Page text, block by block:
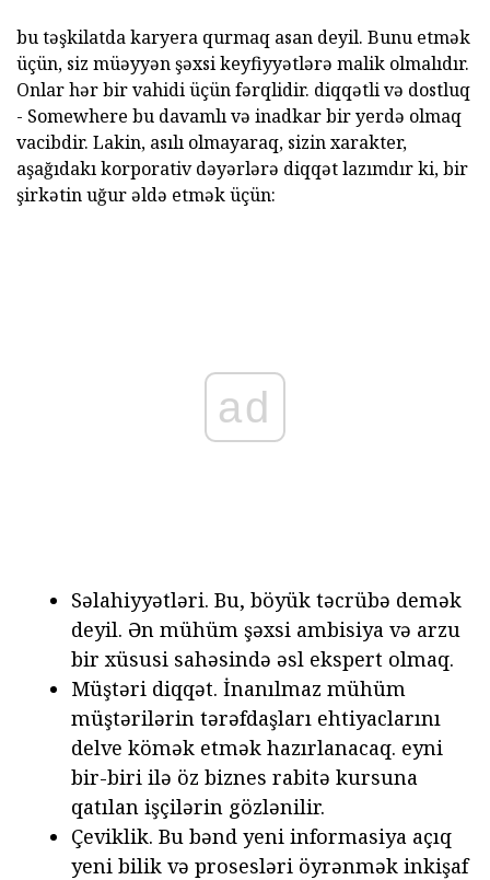
bu təşkilatda karyera qurmaq asan deyil. Bunu etmək
üçün, siz müəyyən şəxsi keyfiyyətlərə malik olmalıdır.
Onlar hər bir vahidi üçün fərqlidir. diqqətli və dostluq
- Somewhere bu davamlı və inadkar bir yerdə olmaq
vacibdir. Lakin, asılı olmayaraq, sizin xarakter,
aşağıdakı korporativ dəyərlərə diqqət lazımdır ki, bir
şirkətin uğur əldə etmək üçün:
ad
Səlahiyyətləri. Bu, böyük təcrübə demək
deyil. Ən mühüm şəxsi ambisiya və arzu
bir xüsusi sahəsində əsl ekspert olmaq.
Müştəri diqqət. İnanılmaz mühüm
müştərilərin tərəfdaşları ehtiyaclarını
delve kömək etmək hazırlanacaq. eyni
bir-biri ilə öz biznes rabitə kursuna
qatılan işçilərin gözlənilir.
Çeviklik. Bu bənd yeni informasiya açıq
yeni bilik və prosesləri öyrənmək inkişaf